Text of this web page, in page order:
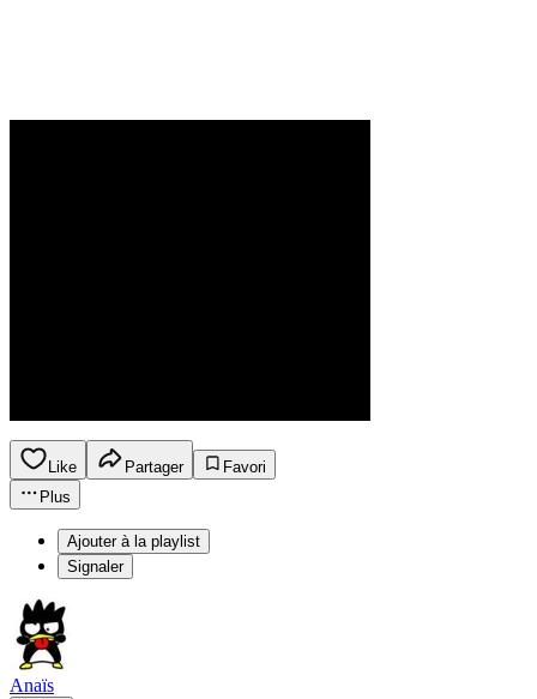
Like Partager
Favori
Plus
Ajouter à la playlist
Signaler
Anaïs